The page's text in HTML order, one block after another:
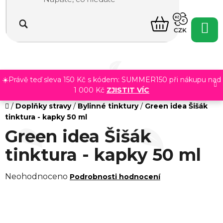
obsah
☀️Právě teď sleva 150 Kč s kódem: SUMMER150 při nákupu nad
1 000 Kč ZJISTIT VÍC
NÁKUPNÍ
KOŠÍK
CZK
Domů
/ Doplňky stravy / Bylinné tinktury / Green idea Šišák
tinktura - kapky 50 ml
Green idea Šišák
tinktura - kapky 50 ml
Průměrné
Neohodnoceno Podrobnosti hodnocení